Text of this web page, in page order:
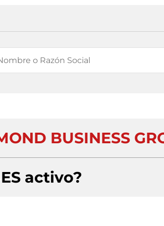
BUSINESS
activo?